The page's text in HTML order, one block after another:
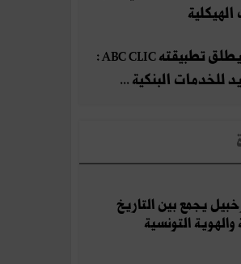
بنك ABC يطلق تطبيقته ABC CLIC :
للخدمات البنكية ...
يجمع بين التاريخ
والهوية التونسية